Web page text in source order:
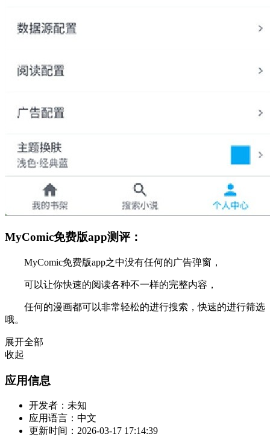
MyComic免费版app测评：
MyComic免费版app之中没有任何的广告弹窗，
可以让你快速的阅读各种不一样的完整内容，
任何的漫画都可以非常轻松的进行搜索，快速的进行筛选
哦。
展开全部
收起
应用信息
开发者： 未知
应用语言： 中文
更新时间： 2026-03-17 17:14:39